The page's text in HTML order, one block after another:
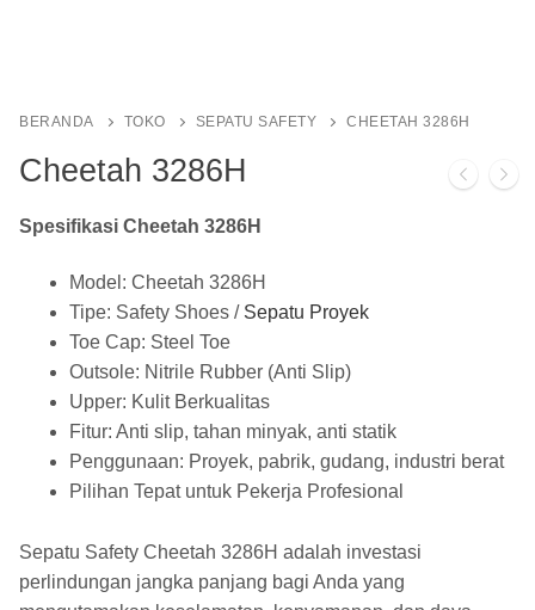
BERANDA TOKO SEPATU SAFETY CHEETAH 3286H
Cheetah 3286H
Spesifikasi Cheetah 3286H
Model: Cheetah 3286H
Tipe: Safety Shoes / Sepatu Proyek
Toe Cap: Steel Toe
Outsole: Nitrile Rubber (Anti Slip)
Upper: Kulit Berkualitas
Fitur: Anti slip, tahan minyak, anti statik
Penggunaan: Proyek, pabrik, gudang, industri berat
Pilihan Tepat untuk Pekerja Profesional
Sepatu Safety Cheetah 3286H adalah investasi
perlindungan jangka panjang bagi Anda yang